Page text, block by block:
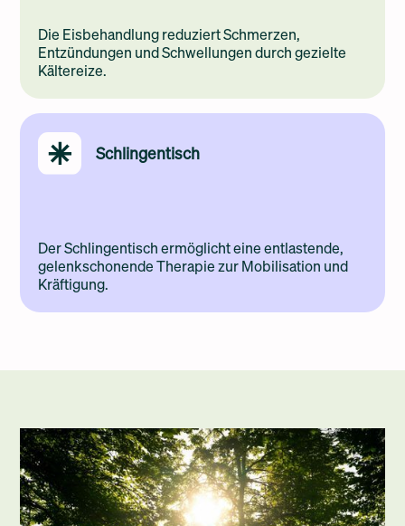
Die Eisbehandlung reduziert Schmerzen,
Entzündungen und Schwellungen durch gezielte
Kältereize.
Schlingentisch
Der Schlingentisch ermöglicht eine entlastende,
gelenkschonende Therapie zur Mobilisation und
Kräftigung.